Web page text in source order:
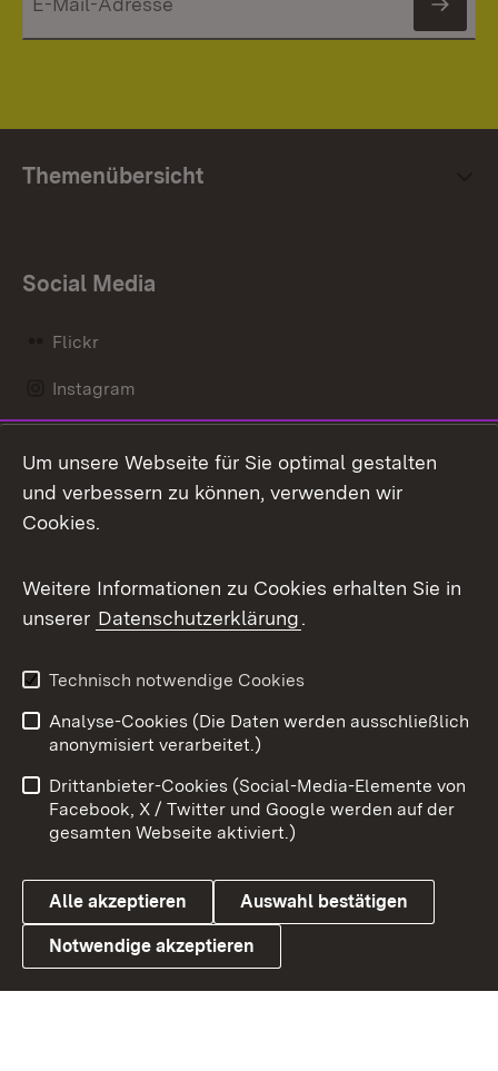
Themenübersicht
Social Media
Flickr
Instagram
Mastodon
Messenger
Social Wall
X / Twitter
Youtube
Link zum Landesportal
Benutzungshinweise
Barrierefreiheit
Datenschutz
Cookies
Um unsere Webseite für Sie optimal gestalten
und verbessern zu können, verwenden wir
Cookies.
Weitere Informationen zu Cookies erhalten Sie in
unserer Datenschutzerklärung.
Technisch notwendige Cookies
Analyse-Cookies (Die Daten werden ausschließlich
anonymisiert verarbeitet.)
Drittanbieter-Cookies (Social-Media-Elemente von
Facebook, X / Twitter und Google werden auf der
gesamten Webseite aktiviert.)
Alle akzeptieren Auswahl bestätigen
Notwendige akzeptieren